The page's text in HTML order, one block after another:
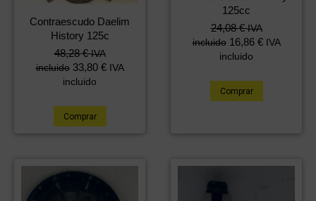
Contraescudo Daelim
History 125c
48,28€ IVA
incluido 33,80 € IVA
incluido
Comprar
125cc
24,08€ IVA
incluido 16,86 € IVA
incluido
Comprar